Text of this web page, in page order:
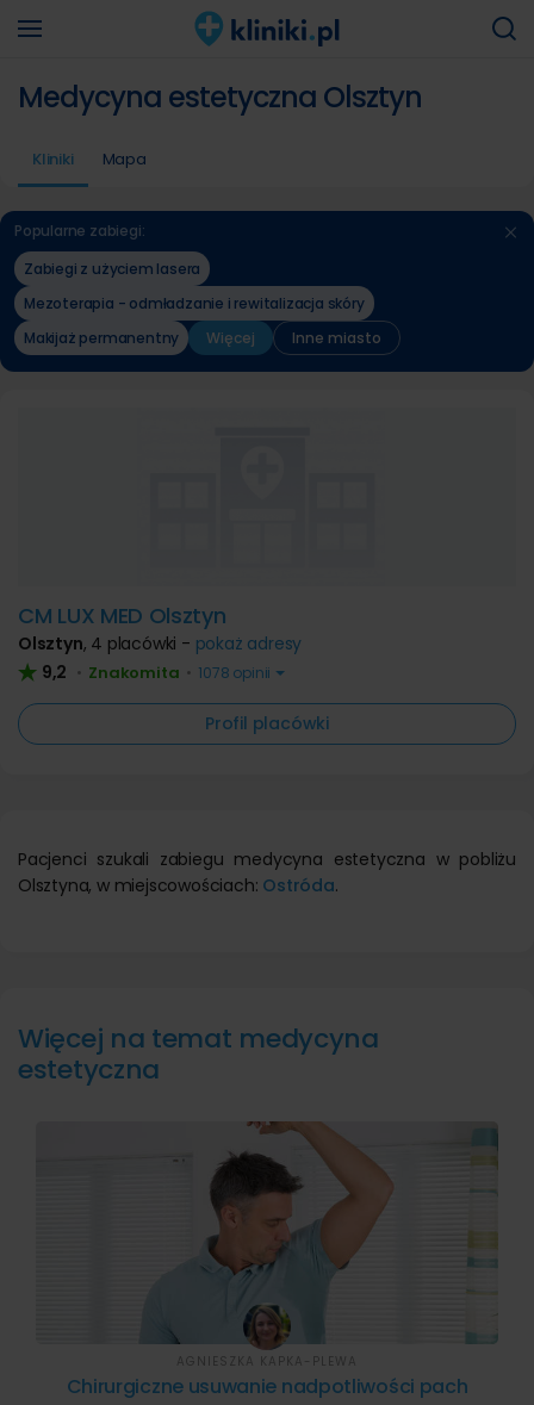
Medycyna estetyczna Olsztyn
Kliniki Mapa
Popularne zabiegi:
Zabiegi z użyciem lasera
Mezoterapia - odmładzanie i rewitalizacja skóry
Makijaż permanentny
Więcej Inne miasto
CM LUX MED Olsztyn
Olsztyn, 4 placówki - pokaż adresy
9,2 • Znakomita • 1078 opinii
Profil placówki
Pacjenci szukali zabiegu medycyna estetyczna w pobliżu
Olsztyna, w miejscowościach: Ostróda.
Więcej na temat medycyna
estetyczna
Chirurgiczne usuwanie nadpotliwości pach
AGNIESZKA KAPKA-PLEWA